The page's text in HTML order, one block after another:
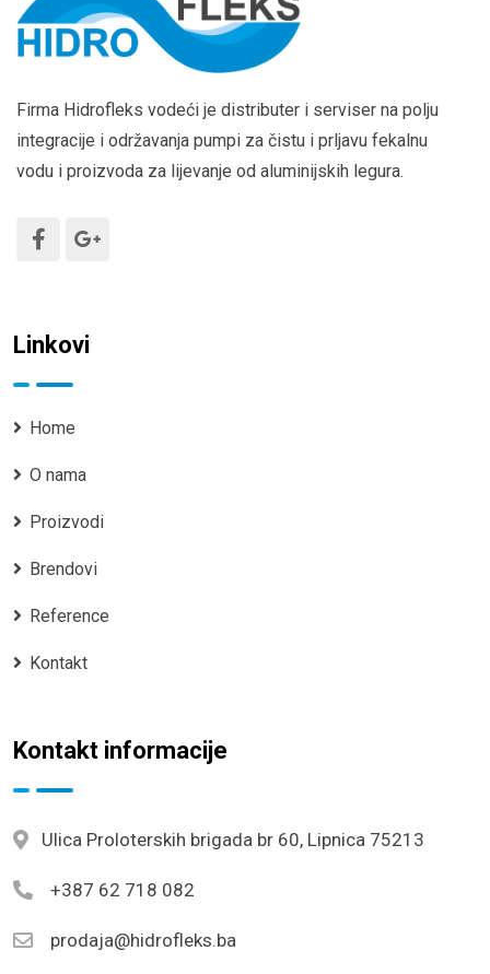
Firma Hidrofleks vodeći je distributer i serviser na polju
integracije i održavanja pumpi za čistu i prljavu fekalnu
vodu i proizvoda za lijevanje od aluminijskih legura.
Linkovi
Home
O nama
Proizvodi
Brendovi
Reference
Kontakt
Kontakt informacije
Ulica Proloterskih brigada br 60, Lipnica 75213
+387 62 718 082
prodaja@hidrofleks.ba